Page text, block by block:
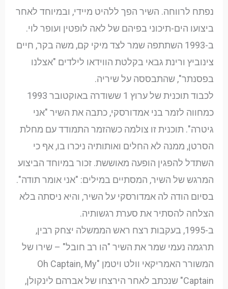
נפתח לרווחה. השיר הפך ללהיט מיידי, ובמיוחד לאחר
ביצועו הים-תיכוני בפיהם של לאה לופטין ועופר לוי.
ב-1993 השתתפה שמר לצד מיקי קם, משה בקר, חיים
צינוביץ ורינת גבאי בקלטת הווידאו לילדים "אצלנו
בפסנתר", שהתבססה על שיריה.
לכבוד תוכנית של ערוץ 1 ששודרה באוקטובר 1993
כמחווה לזמר בני אמדורסקי, כתבה את השיר "אני
גיטרה". תוכנית זו צולמה כשהזמר התמודד עם מחלת
הסרטן, ממנה לא החלים ואותותיה ניכרו בו, אף כי
השתדל להפגין הופעה מאוששת. זכור במיוחד הביצוע
המרגש של השיר, המסתיים במילים: "אני אומר תודה".
בסיום הודה לה אמדורסקי על השיר, והיא ניסתה בלא
הצלחה להסתיר את סערת רגשותיה.
ב-1995, בעקבות רצח ראש הממשלה יצחק רבין,
תרגמה נעמי שמר את השיר "הו רב חובל" – שירו של
המשורר האמריקאי וולט ויטמן "Oh Captain, My
Captain" שנכתב לאחר הירצחו של אברהם לינקולן,